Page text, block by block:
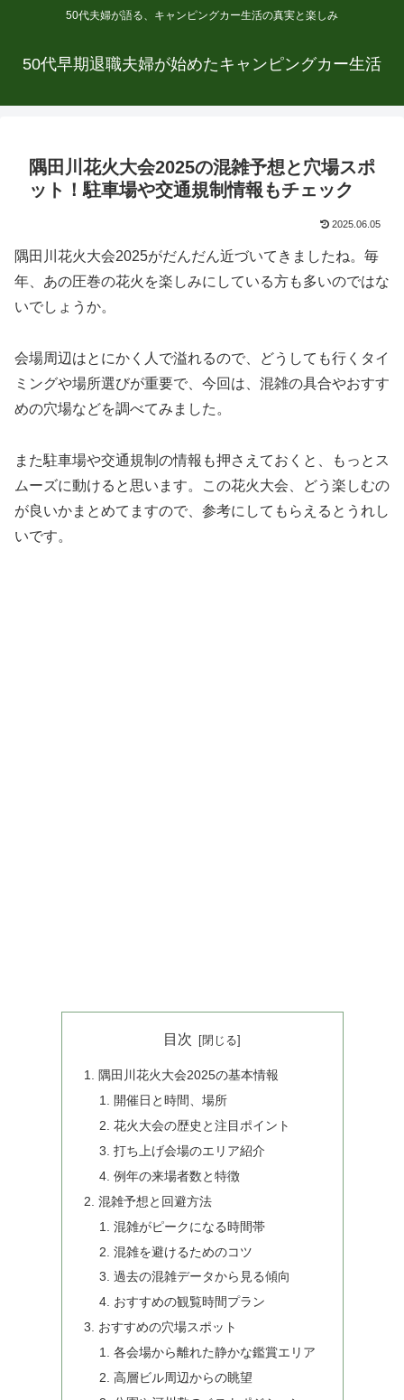
50代夫婦が語る、キャンピングカー生活の真実と楽しみ
50代早期退職夫婦が始めたキャンピングカー生活
隅田川花火大会2025の混雑予想と穴場スポ
ット！駐車場や交通規制情報もチェック
2025.06.05
隅田川花火大会2025がだんだん近づいてきましたね。毎
年、あの圧巻の花火を楽しみにしている方も多いのではな
いでしょうか。
会場周辺はとにかく人で溢れるので、どうしても行くタイ
ミングや場所選びが重要で、今回は、混雑の具合やおすす
めの穴場などを調べてみました。
また駐車場や交通規制の情報も押さえておくと、もっとス
ムーズに動けると思います。この花火大会、どう楽しむの
が良いかまとめてますので、参考にしてもらえるとうれし
いです。
目次
隅田川花火大会2025の基本情報
開催日と時間、場所
花火大会の歴史と注目ポイント
打ち上げ会場のエリア紹介
例年の来場者数と特徴
混雑予想と回避方法
混雑がピークになる時間帯
混雑を避けるためのコツ
過去の混雑データから見る傾向
おすすめの観覧時間プラン
おすすめの穴場スポット
各会場から離れた静かな鑑賞エリア
高層ビル周辺からの眺望